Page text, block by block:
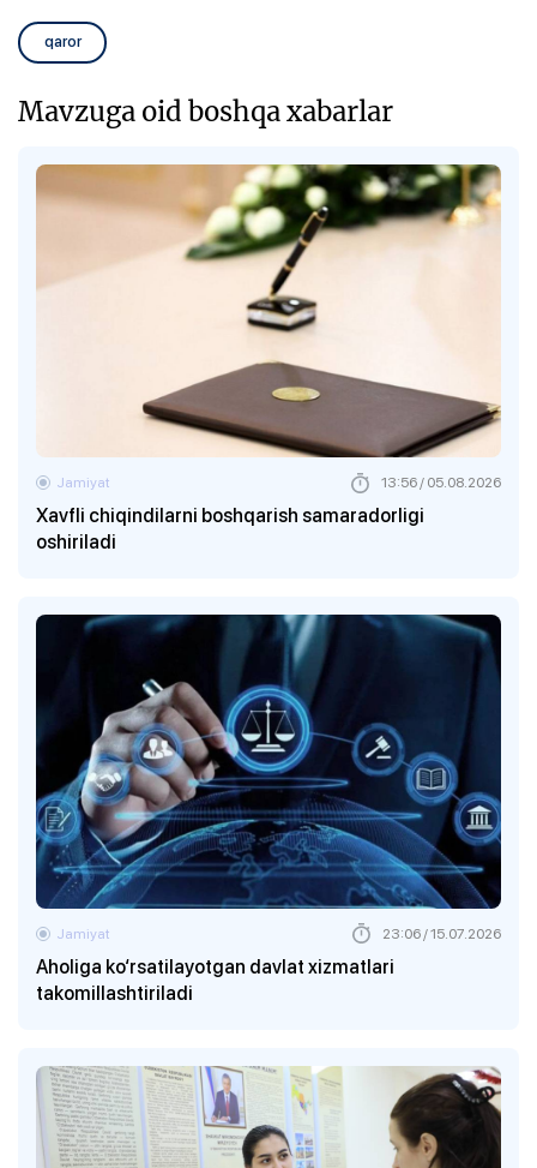
qaror
Mavzuga oid boshqa xabarlar
Xavfli chiqindilarni boshqarish samaradorligi
oshiriladi
Jamiyat 13:56 / 05.08.2026
Aholiga ko‘rsatilayotgan davlat xizmatlari
takomillashtiriladi
Jamiyat 23:06 / 15.07.2026